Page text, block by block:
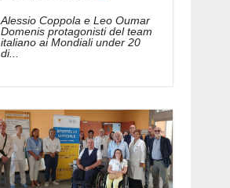
Alessio Coppola e Leo Oumar
Domenis protagonisti del team
italiano ai Mondiali under 20
di...